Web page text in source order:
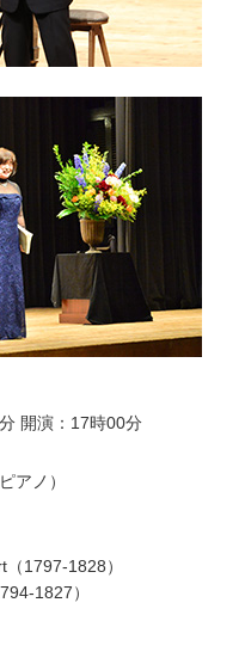
開演：17時00分
アノ）
1797-1828）
1827）